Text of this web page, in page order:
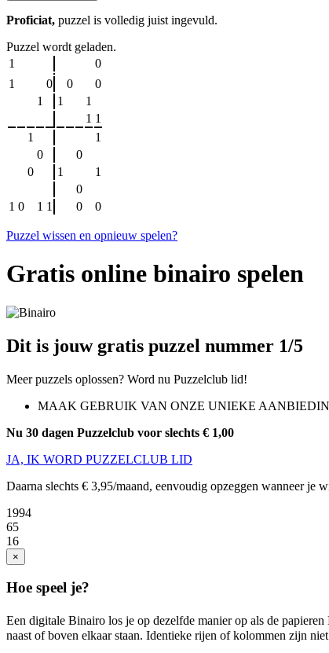
Proficiat, puzzel is volledig juist ingevuld.
Puzzel wordt geladen.
1
0
1
0 0
0
1
1
1
1 1
1
1
0
0
0
1
1
0
1 0 1 1 0 0
Puzzel wissen en opnieuw spelen?
Gratis online binairo spelen
Dit is jouw gratis puzzel nummer 1/5
Meer puzzels oplossen? Word nu Puzzelclub lid!
MAAK GEBRUIK VAN ONZE UNIEKE
Nu 30 dagen Puzzelclub voor slechts € 1,00
JA, IK WORD PUZZELCLUB LID
Daarna slechts € 3,95/maand, eenvoudig opzeggen wanneer je
1994
65
16
×
Hoe speel je?
Een digitale Binairo los je op dezelfde manier op als de
naast of boven elkaar staan. Identieke rijen of kolommen zijn niet